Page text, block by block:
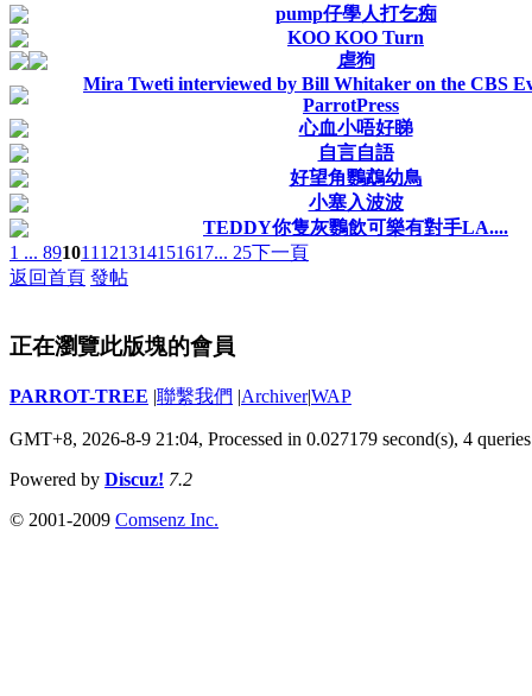
pump仔學人打乞痴
KOO KOO Turn
虐狗
Mira Tweti interviewed by Bill Whitaker on the CBS
ParrotPress
心血小唔好睇
自言自語
好望角鸚鵡幼鳥
小塞入波波
TEDDY你隻灰鸚飲可樂有對手LA....
1 ... 891011 121314151617... 25下一頁
返回首頁 發帖
正在瀏覽此版塊的會員
PARROT-TREE |聯繫我們 |Archiver|WAP
GMT+8, 2026-8-9 21:04, Processed in 0.027179 second(s), 4 queries
Powered by Discuz! 7.2
© 2001-2009 Comsenz Inc.